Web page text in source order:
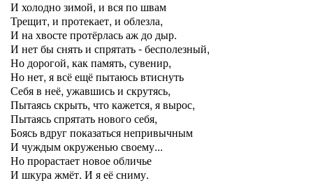
И холодно зимой, и вся по швам
Трещит, и протекает, и облезла,
И на хвосте протёрлась аж до дыр.
И нет бы снять и спрятать - бесполезный,
Но дорогой, как память, сувенир,
Но нет, я всё ещё пытаюсь втиснуть
Себя в неё, ужавшись и скрутясь,
Пытаясь скрыть, что кажется, я вырос,
Пытаясь спрятать нового себя,
Боясь вдруг показаться непривычным
И чуждым окруженью своему...
Но прорастает новое обличье
И шкура жмёт. И я её сниму.